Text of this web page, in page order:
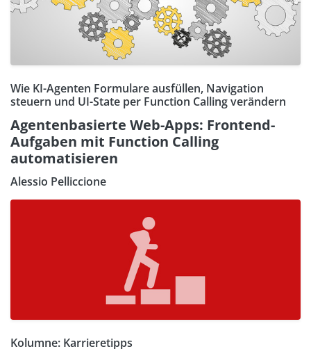
Wie KI-Agenten Formulare ausfüllen, Navigation
steuern und UI-State per Function Calling verändern
Agentenbasierte Web-Apps: Frontend-
Aufgaben mit Function Calling
automatisieren
Alessio Pelliccione
Kolumne: Karrieretipps